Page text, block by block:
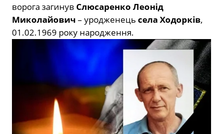
ворога загинув Слюсаренко Леонід
Миколайович – уродженець села Ходорків,
01.02.1969 року народження.